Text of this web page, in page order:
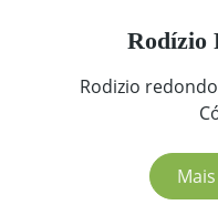
Rodízio
Rodizio